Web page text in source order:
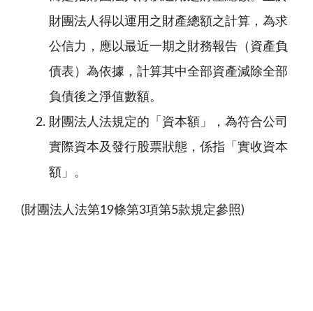
財團法人得以運用之財產總額之計算，為求
公信力，應以最近一期之財務報告（資產負
債表）為依據，計算其中全部資產減除全部
負債後之淨值數額。
財團法人法規定的「資本額」，為符合公司
實際資本及發行股票狀態，係指「實收資本
額」。
(財團法人法第19條第3項第5款規定參照)